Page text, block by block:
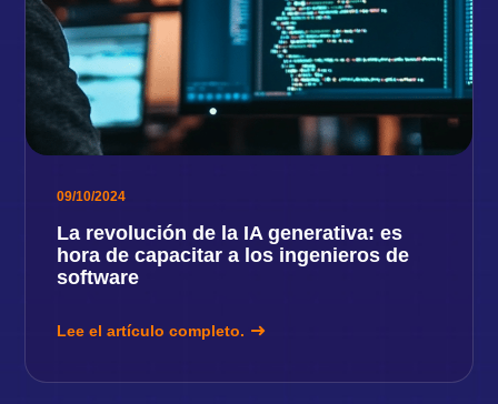
09/10/2024
La revolución de la IA generativa: es
hora de capacitar a los ingenieros de
software
Lee el artículo completo.